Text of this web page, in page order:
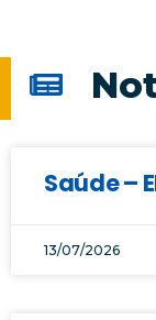
Saúde –
13/07/2026